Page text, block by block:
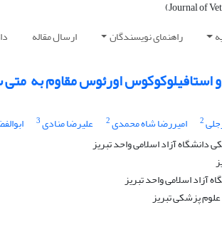
راهنمای نویسندگان ارسال مقاله
اورئوس مقاوم به ‌ متی
2 امیررضا شاه محمدی2 علیرضا منادی3
آزاد اسلامی واحد تبریز
آزاد اسلامی واحد تبریز
پزشکی تبریز